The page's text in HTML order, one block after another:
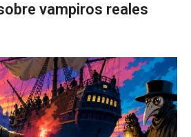
vampiros reales